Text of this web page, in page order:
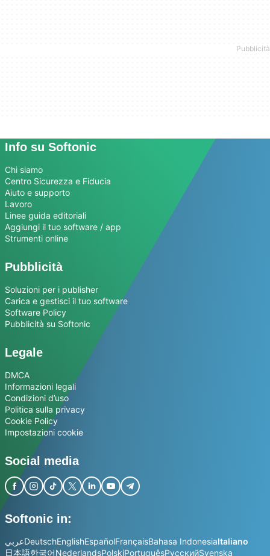
Info su Softonic
Chi siamo
Centro Sicurezza e Fiducia
Aiuto e supporto
Lavoro
Linee guida editoriali
Aggiungi il tuo software / app
Strumenti online
Pubblicità
Soluzioni per i publisher
Carica e gestisci il tuo software
Software Policy
Pubblicità su Softonic
Legale
DMCA
Informazioni legali
Condizioni d’uso
Politica sulla privacy
Cookie Policy
Impostazioni cookie
Social media
Softonic in:
عربيDeutschEnglishEspañolFrançaisBahasa IndonesiaItaliano
日本語한국어NederlandsPolskiPortuguêsРусскийSvenska